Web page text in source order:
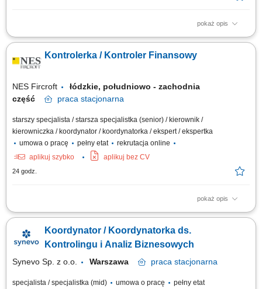
pokaż opis
Opis stanowiska prowadzenie controllingu finansowego i operacyjnego
zarządczych oraz miesięcznych zamknięć wyników, opracowywanie
budżetów, prognoz finansowych oraz analiz odchyleń kosztowych,
Kontrolerka / Kontroler Finansowy
NES Fircroft
łódzkie, południowo - zachodnia
część
praca stacjonarna
starszy specjalista / starsza specjalistka (senior) / kierownik /
kierowniczka / koordynator / koordynatorka / ekspert / ekspertka
umowa o pracę
pełny etat
rekrutacja online
aplikuj szybko
aplikuj bez CV
24 godz.
pokaż opis
Zakres obowiązków kompleksowe zarządzanie obszarem finansowym
współpraca z Kierownictwem Zakładu oraz Zarządem; przygotowywanie
analiz dotyczących rentowności, kosztów, marży, produktów i inwestycji;
Koordynator / Koordynatorka ds.
Kontrolingu i Analiz Biznesowych
Synevo Sp. z o.o. Warszawa praca stacjonarna
specjalista / specjalistka (mid) umowa o pracę pełny etat